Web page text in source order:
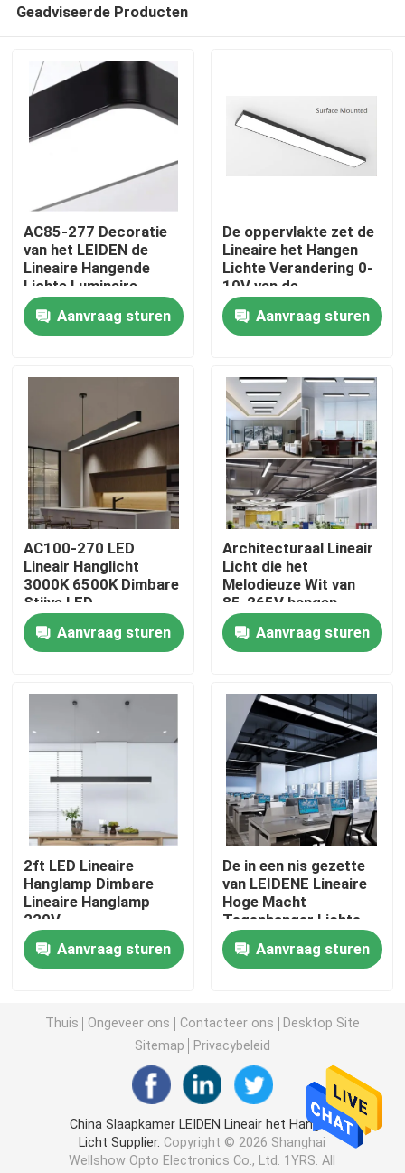
Thuis
Producten
Fabrieksreis
Kwaliteitscontrole
Contacteer ons
nieuws
Vraag een offerte aan
Van de LEIDENE het Licht Neonstrook
licht van de neon het flexibele strook
De Strooklicht van het siliconeneon
geleid maïskolflicht
Horizon Lineair Licht
Onder Kabinets LEIDEN Strooklicht
LEIDEN Juwelenlicht
Geadviseerde Producten
AC85-277 Decoratie
van het LEIDEN de
Lineaire Hangende
Lichte Luminaire
Huisbureau
Aanvraag sturen
De oppervlakte zet de
Lineaire het Hangen
Lichte Verandering 0-
10V van de
Inrichtingsac85-277
Dubbele Kleur op
Aanvraag sturen
AC100-270 LED
Lineair Hanglicht
3000K 6500K Dimbare
Stijve LED-
stripverlichting
Aanvraag sturen
Architecturaal Lineair
Licht die het
Melodieuze Wit van
85-265V hangen
Aanvraag sturen
2ft LED Lineaire
Hanglamp Dimbare
Lineaire Hanglamp
220V
Aanvraag sturen
De in een nis gezette
van LEIDENE Lineaire
Hoge Macht
Tegenhanger Lichte
Inrichtingen voor
BureauAanvraag sturen
Thuis Ongeveer ons Contacteer ons
Desktop Site
Sitemap
Privacybeleid
China Slaapkamer LEIDEN Lineair het Hangen
Licht Supplier. Copyright © 2026 Shanghai
Wellshow Opto Electronics Co., Ltd. 1YRS. All